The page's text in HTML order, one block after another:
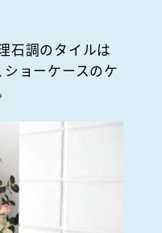
石調のタイルは
ショーケースのケ